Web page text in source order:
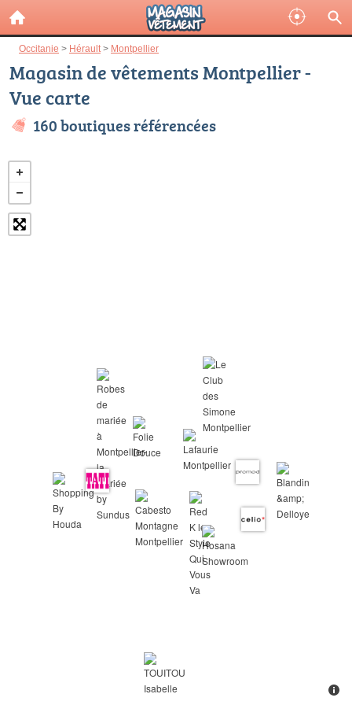
Occitanie > Hérault > Montpellier
Magasin de vêtements Montpellier -
Vue carte
160 boutiques référencées